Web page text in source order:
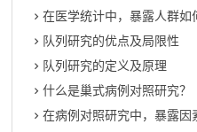
在医学统计中，暴露人群如
队列研究的优点及局限性
队列研究的定义及原理
什么是巢式病例对照研究？
在病例对照研究中，暴露因